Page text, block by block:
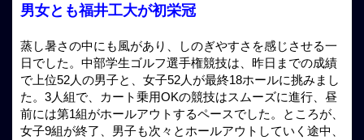
男女とも福井工大が初栄冠
蒸し暑さの中にも風があり、しのぎやすさを感じさせる一
日でした。中部学生ゴルフ選手権競技は、昨日までの成績
で上位52人の男子と、女子52人が最終18ホールに挑みまし
た。3人組で、カート乗用OKの競技はスムーズに進行、昼
前には第1組がホールアウトするペースでした。ところが、
女子9組が終了、男子も次々とホールアウトしていく途中、